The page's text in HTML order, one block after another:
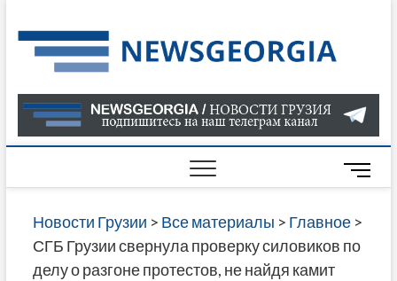
to
content
О
В
ГРУЗИИ
САЙТЕ
M
e
n
u
Новости Грузии > Все материалы > Главное>
СГБ Грузии свернула проверку силовиков по
делу о разгоне протестов, не найдя камит